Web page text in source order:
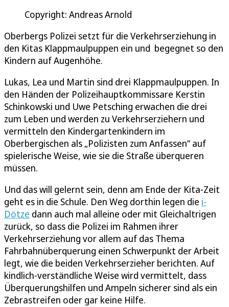
Copyright: Andreas Arnold
Oberbergs Polizei setzt für die Verkehrserziehung in
den Kitas Klappmaulpuppen ein und begegnet so den
Kindern auf Augenhöhe.
Lukas, Lea und Martin sind drei Klappmaulpuppen. In
den Händen der Polizeihauptkommissare Kerstin
Schinkowski und Uwe Petsching erwachen die drei
zum Leben und werden zu Verkehrserziehern und
vermitteln den Kindergartenkindern im
Oberbergischen als „Polizisten zum Anfassen“ auf
spielerische Weise, wie sie die Straße überqueren
müssen.
Und das will gelernt sein, denn am Ende der Kita-Zeit
geht es in die Schule. Den Weg dorthin legen die i-
Dötze dann auch mal alleine oder mit Gleichaltrigen
zurück, so dass die Polizei im Rahmen ihrer
Verkehrserziehung vor allem auf das Thema
Fahrbahnüberquerung einen Schwerpunkt der Arbeit
legt, wie die beiden Verkehrserzieher berichten. Auf
kindlich-verständliche Weise wird vermittelt, dass
Überquerungshilfen und Ampeln sicherer sind als ein
Zebrastreifen oder gar keine Hilfe.